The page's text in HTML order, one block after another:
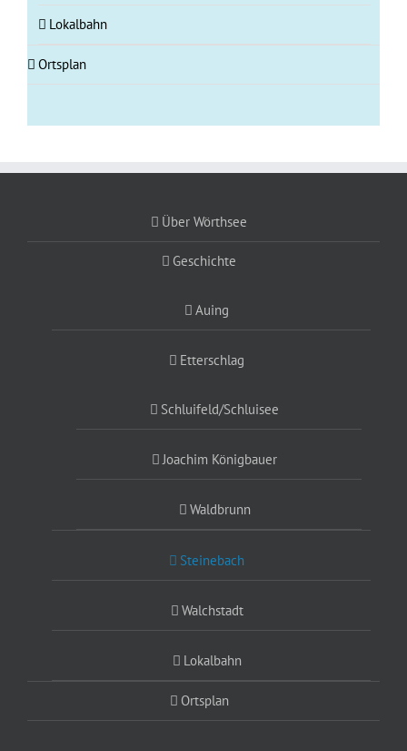
Lokalbahn
Ortsplan
Über Wörthsee
Geschichte
Auing
Etterschlag
Schluifeld/Schluisee
Joachim Königbauer
Waldbrunn
Steinebach
Walchstadt
Lokalbahn
Ortsplan